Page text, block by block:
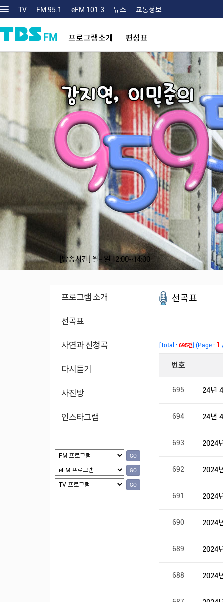
TV FM 95.1 eFM 101.3 뉴스 교통정보
FM 프로그램소개 편성표
[방송시간] 월~일 12:00~14:00
프로그램 소개
선곡표
사연과 신청곡
다시듣기
사진방
인스타그램
GO
GO
GO
선곡표